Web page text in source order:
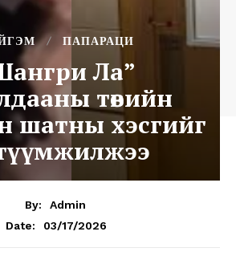
ПАПАРАЦИ
Ла”
төвийн
шатны хэсгийг
By:
Admin
Date:
03/17/2026